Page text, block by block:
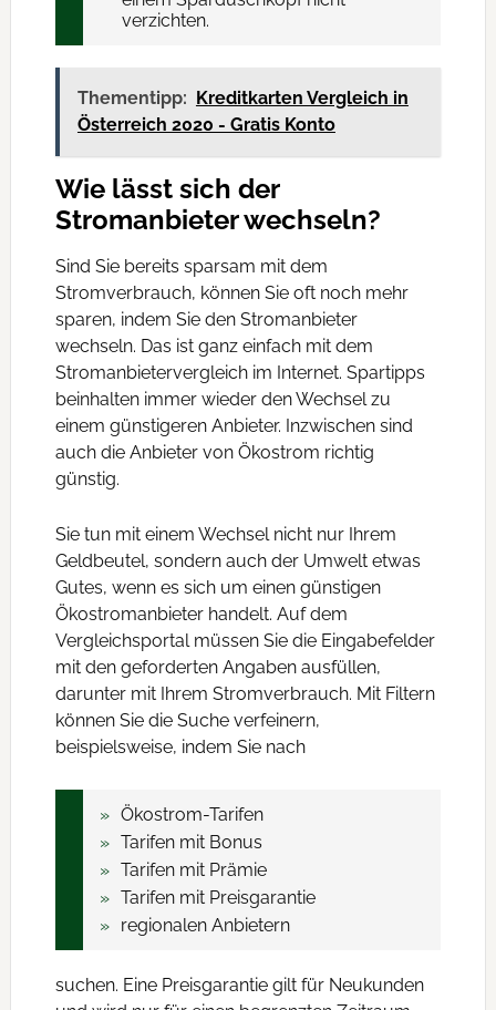
verzichten.
Thementipp: Kreditkarten Vergleich in
Österreich 2020 - Gratis Konto
Wie lässt sich der
Stromanbieter wechseln?
Sind Sie bereits sparsam mit dem
Stromverbrauch, können Sie oft noch mehr
sparen, indem Sie den Stromanbieter
wechseln. Das ist ganz einfach mit dem
Stromanbietervergleich im Internet. Spartipps
beinhalten immer wieder den Wechsel zu
einem günstigeren Anbieter. Inzwischen sind
auch die Anbieter von Ökostrom richtig
günstig.
Sie tun mit einem Wechsel nicht nur Ihrem
Geldbeutel, sondern auch der Umwelt etwas
Gutes, wenn es sich um einen günstigen
Ökostromanbieter handelt. Auf dem
Vergleichsportal müssen Sie die Eingabefelder
mit den geforderten Angaben ausfüllen,
darunter mit Ihrem Stromverbrauch. Mit Filtern
können Sie die Suche verfeinern,
beispielsweise, indem Sie nach
Ökostrom-Tarifen
Tarifen mit Bonus
Tarifen mit Prämie
Tarifen mit Preisgarantie
regionalen Anbietern
suchen. Eine Preisgarantie gilt für Neukunden